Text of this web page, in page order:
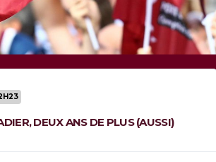
DEUX ANS DE PLUS (AUSSI)